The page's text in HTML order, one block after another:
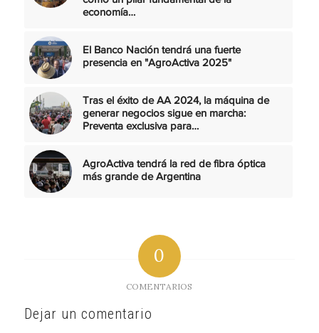
economía…
El Banco Nación tendrá una fuerte
presencia en "AgroActiva 2025"
Tras el éxito de AA 2024, la máquina de
generar negocios sigue en marcha:
Preventa exclusiva para…
AgroActiva tendrá la red de fibra óptica
más grande de Argentina
0
COMENTARIOS
Dejar un comentario